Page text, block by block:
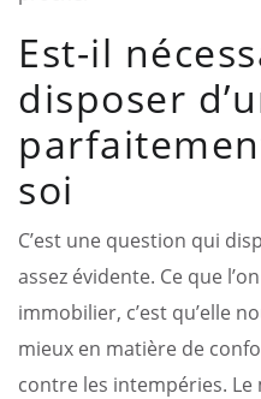
Est-il
disposer
soi
C’est une question qui
assez évidente. Ce que
immobilier, c’est qu’elle
mieux en matière de
contre les intempéries. Le